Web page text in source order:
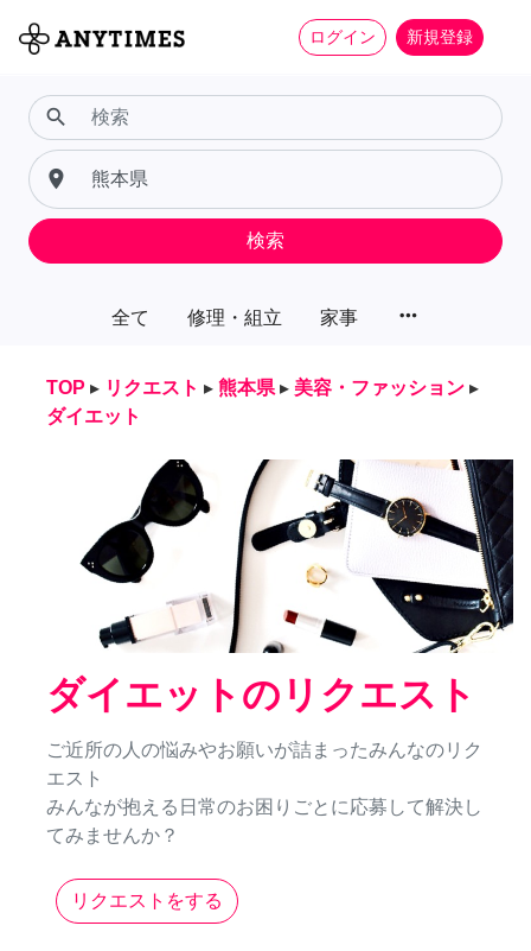
ログイン 新規登録
全て 修理・組立 家事 more_horiz
search
place
検索
TOP ▸ リクエスト ▸ 熊本県 ▸ 美容・ファッション ▸
ダイエット
ダイエットのリクエスト
ご近所の人の悩みやお願いが詰まったみんなのリク
エスト
みんなが抱える日常のお困りごとに応募して解決し
てみませんか？
リクエストをする